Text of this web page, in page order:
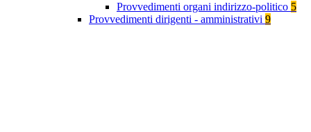
Provvedimenti organi indirizzo-politico 5
Provvedimenti dirigenti - amministrativi 9